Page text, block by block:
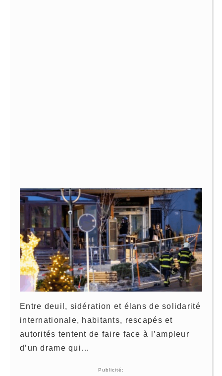
Entre deuil, sidération et élans de solidarité
internationale, habitants, rescapés et
autorités tentent de faire face à l’ampleur
d’un drame qui…
Publicité: